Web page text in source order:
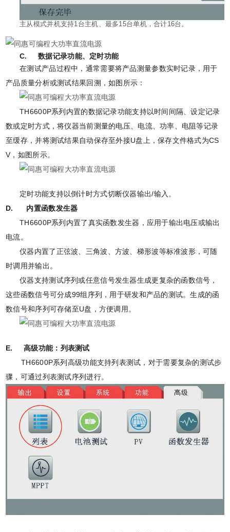
主从模式并机支持1台主机、最多15台单机，合计16台。
C. 数据记录功能、定时功能
在测试产品过程中，通常需要将产品测量参数实时记录，用于
产品质量分析或测试结果回溯，如图所示：
TH6600P系列内置的数据记录功能支持以时间间隔、设定记录
数或定时方式，将仪器当前测量的电压、电流、功率、电阻等记录
至缓存，并将测试结果自动保存至外接U盘上，保存文件格式为CS
V，如图所示。
定时功能支持以倒计时方式切断仪器输出/输入。
D. 内置函数发生器
TH6600P系列内置了真实函数发生器，应用于输出电压或输出
电流。
仪器内置了正弦波、三角波、方波、梯形波等标准波形，可随
时调用并输出。
仪器支持测试序列或任意信号发生器生成更复杂的函数信号，
这些函数信号可分成99组序列，用于研发和产品的测试。生成的函
数信号和序列可存储至U盘，方便调用。
E. 高级功能：列表测试
TH6600P系列高级功能支持列表测试，对于需要复杂的测试步
骤，可通过列表测试序列进行。